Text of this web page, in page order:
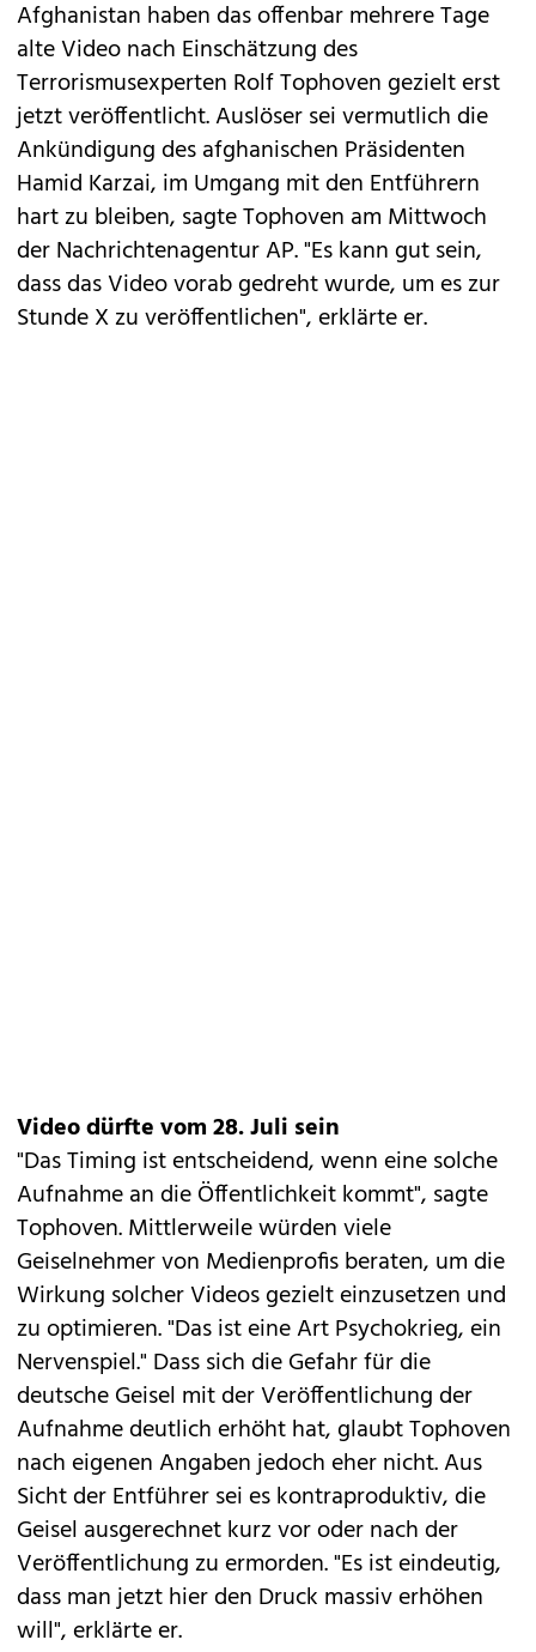
Afghanistan haben das offenbar mehrere Tage
alte Video nach Einschätzung des
Terrorismusexperten Rolf Tophoven gezielt erst
jetzt veröffentlicht. Auslöser sei vermutlich die
Ankündigung des afghanischen Präsidenten
Hamid Karzai, im Umgang mit den Entführern
hart zu bleiben, sagte Tophoven am Mittwoch
der Nachrichtenagentur AP. "Es kann gut sein,
dass das Video vorab gedreht wurde, um es zur
Stunde X zu veröffentlichen", erklärte er.
Video dürfte vom 28. Juli sein
"Das Timing ist entscheidend, wenn eine solche
Aufnahme an die Öffentlichkeit kommt", sagte
Tophoven. Mittlerweile würden viele
Geiselnehmer von Medienprofis beraten, um die
Wirkung solcher Videos gezielt einzusetzen und
zu optimieren. "Das ist eine Art Psychokrieg, ein
Nervenspiel." Dass sich die Gefahr für die
deutsche Geisel mit der Veröffentlichung der
Aufnahme deutlich erhöht hat, glaubt Tophoven
nach eigenen Angaben jedoch eher nicht. Aus
Sicht der Entführer sei es kontraproduktiv, die
Geisel ausgerechnet kurz vor oder nach der
Veröffentlichung zu ermorden. "Es ist eindeutig,
dass man jetzt hier den Druck massiv erhöhen
will", erklärte er.